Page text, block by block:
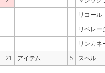
リコール
リベレー
リンカネ
21 アイテム 5 スペル